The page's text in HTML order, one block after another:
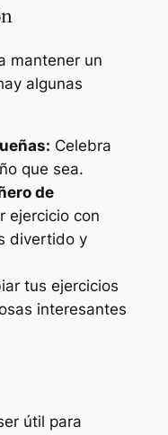
mantener un
algunas
Celebra
que sea.
de
ejercicio con
divertido y
tus ejercicios
interesantes
útil para